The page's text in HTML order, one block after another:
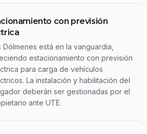
con previsión
Dólmenes está en la vanguardia,
estacionamiento con previsión
para carga de vehículos
La instalación y habilitación del
deberán ser gestionadas por el
ante UTE.